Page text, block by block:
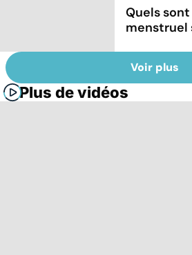
Quels
menstruel
Voir plus
Plus de vidéos